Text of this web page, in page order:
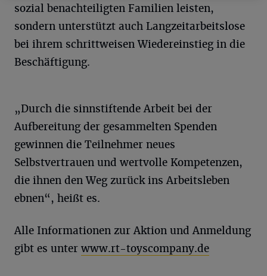
sozial benachteiligten Familien leisten,
sondern unterstützt auch Langzeitarbeitslose
bei ihrem schrittweisen Wiedereinstieg in die
Beschäftigung.
„Durch die sinnstiftende Arbeit bei der
Aufbereitung der gesammelten Spenden
gewinnen die Teilnehmer neues
Selbstvertrauen und wertvolle Kompetenzen,
die ihnen den Weg zurück ins Arbeitsleben
ebnen“, heißt es.
Alle Informationen zur Aktion und Anmeldung
gibt es unter www.rt-toyscompany.de